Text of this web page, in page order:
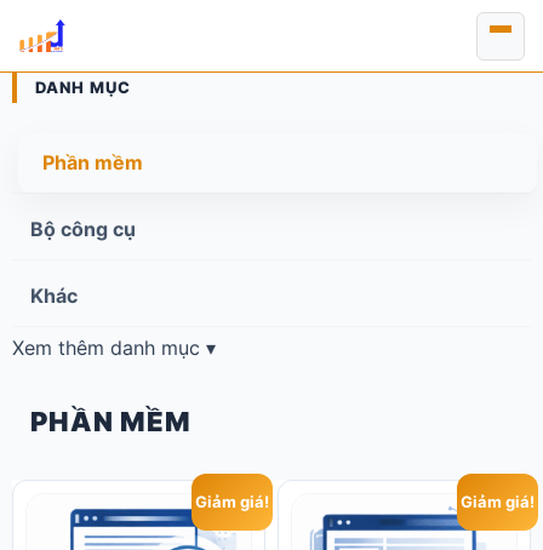
Chuyển
đến
nội
dung
DANH MỤC
Phần mềm
Bộ công cụ
Khác
Xem thêm danh mục ▾
PHẦN MỀM
Giảm giá! Giảm giá!
phẩm